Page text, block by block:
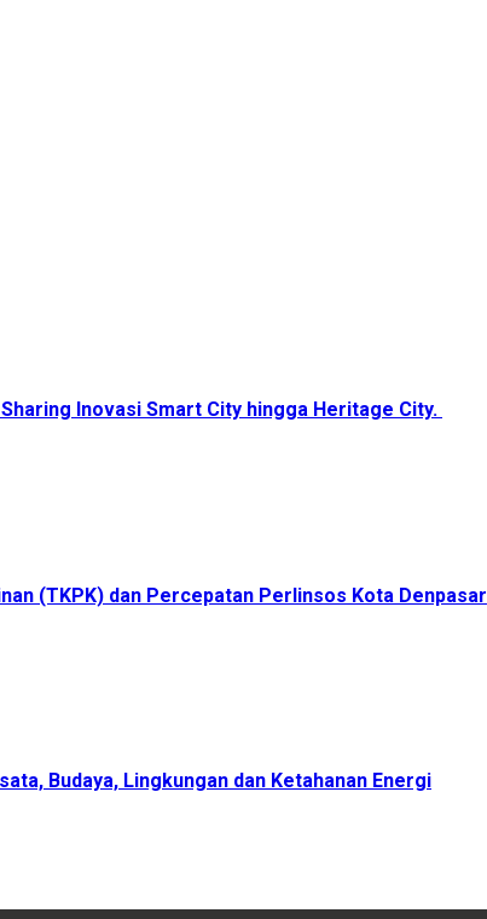
Inovasi Smart City hingga Heritage City.
(TKPK) dan Percepatan Perlinsos Kota Denpasar
Budaya, Lingkungan dan Ketahanan Energi